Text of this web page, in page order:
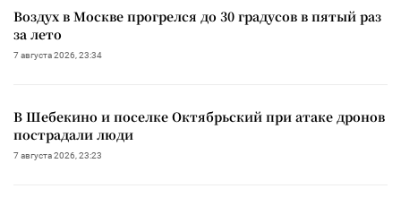
Воздух в Москве прогрелся до 30 градусов в пятый раз
за лето
7 августа 2026, 23:34
В Шебекино и поселке Октябрьский при атаке дронов
пострадали люди
7 августа 2026, 23:23